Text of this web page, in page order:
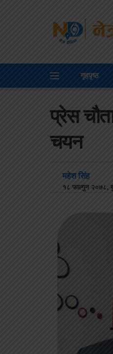
गृहपृष्ठ
प्रेस
चयन
महेश सिंह
१८ फाल्गुन २०७८,